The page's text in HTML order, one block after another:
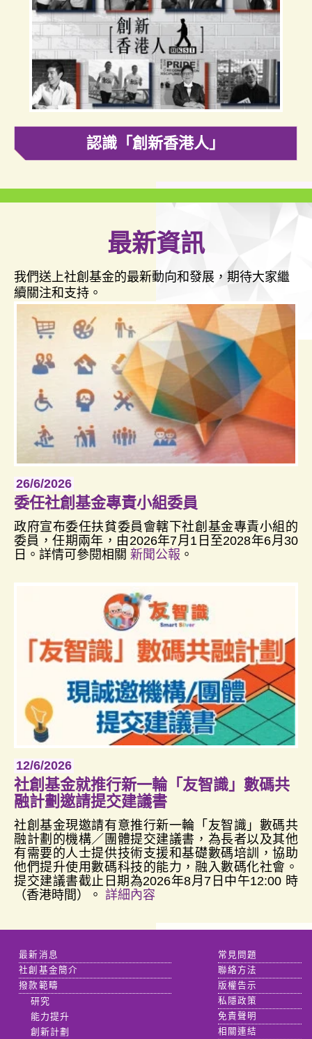
認識「創新香港人」
最新資訊
我們送上社創基金的最新動向和發展，期待大家繼
續關注和支持。
26/6/2026
委任社創基金專責小組委員
政府宣布委任扶貧委員會轄下社創基金專責小組的
委員，任期兩年，由2026年7月1日至2028年6月30
日。詳情可參閱相關 新聞公報 。
12/6/2026
社創基金就推行新一輪「友智識」數碼共
融計劃邀請提交建議書
社創基金現邀請有意推行新一輪「友智識」數碼共
融計劃的機構／團體提交建議書，為長者以及其他
有需要的人士提供技術支援和基礎數碼培訓，協助
他們提升使用數碼科技的能力，融入數碼化社會。
提交建議書截止日期為2026年8月7日中午12:00 時
（香港時間）。 詳細內容
最新消息
社創基金簡介
撥款範疇
研究
能力提升
創新計劃
常見問題
聯絡方法
版權告示
私隱政策
免責聲明
相關連結